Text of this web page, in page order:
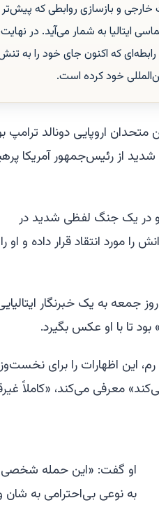
و بازسازی روابطی که پیش‌تر
ایتالیا به شمار می‌آید. در
که اکنون جای خود را به
خود کرده است.
اروپایی دونالد ترامپ
شدید از رئیس‌جمهور آمریکا
در یک جنگ لفظی شدید در
مورد انتقاد قرار داده و او
جمعه به یک خبرنگار
این اظهارات را برای
معرفی می‌کند، «کاملاً
او گفت: «این حمله شخصی
به نوعی بی‌احترامی به شان